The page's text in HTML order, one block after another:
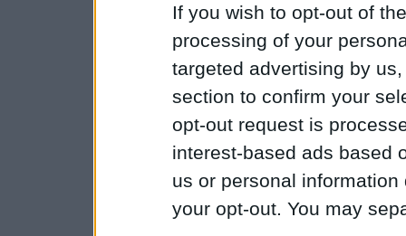
If you wish to opt-out of
processing of your
targeted advertising by
section to confirm your
opt-out request is
interest-based ads based
us or personal
your opt-out. You may